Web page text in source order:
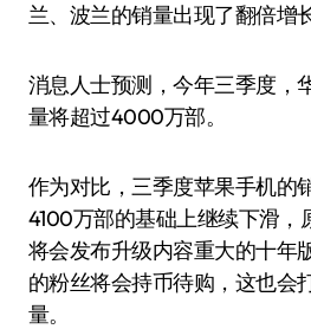
兰、波兰的销量出现了翻倍增长
消息人士预测，今年三季度，
量将超过4000万部。
作为对比，三季度苹果手机的
4100万部的基础上继续下滑，
将会发布升级内容重大的十年
的粉丝将会持币待购，这也会
量。